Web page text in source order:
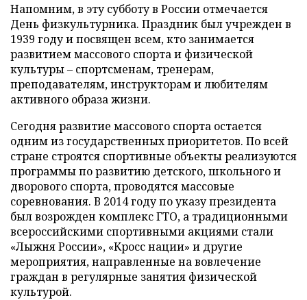
Напомним, в эту субботу в России отмечается
День физкультурника. Праздник был учрежден в
1939 году и посвящен всем, кто занимается
развитием массового спорта и физической
культуры – спортсменам, тренерам,
преподавателям, инструкторам и любителям
активного образа жизни.
Сегодня развитие массового спорта остается
одним из государственных приоритетов. По всей
стране строятся спортивные объекты реализуются
программы по развитию детского, школьного и
дворового спорта, проводятся массовые
соревнования. В 2014 году по указу президента
был возрожден комплекс ГТО, а традиционными
всероссийскими спортивными акциями стали
«Лыжня России», «Кросс нации» и другие
мероприятия, направленные на вовлечение
граждан в регулярные занятия физической
культурой.